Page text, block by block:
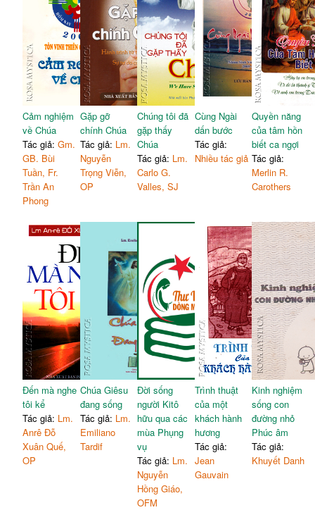
Cảm nghiệm
về Chúa
Tác giả:Gm.
GB. Bùi
Tuần, Fr.
Trần An
Phong
Gặp gỡ
chính Chúa
Tác giả: Lm.
Nguyễn
Trọng Viễn,
OP
Chúng tôi đã
gặp thấy
Chúa
Tác giả: Lm.
Carlo G.
Valles, SJ
Cùng Ngài
dấn bước
Tác giả:
Nhiều tác giả
Quyền năng
của tâm hồn
biết ca ngợi
Tác giả:
Merlin R.
Carothers
Đến mà nghe
tôi kể
Tác giả: Lm.
Anrê Đỗ
Xuân Quế,
OP
Chúa Giêsu
đang sống
Tác giả: Lm.
Emiliano
Tardif
Đời sống
người Kitô
hữu qua các
mùa Phụng
vụ
Tác giả: Lm.
Nguyễn
Hồng Giáo,
OFM
Trình thuật
của một
khách hành
hương
Tác giả:
Jean
Gauvain
Kinh nghiệm
sống con
đường nhỏ
Phúc âm
Tác giả:
Khuyết Danh